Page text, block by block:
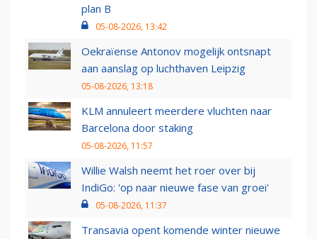
plan B
05-08-2026, 13:42
Oekraïense Antonov mogelijk ontsnapt
aan aanslag op luchthaven Leipzig
05-08-2026, 13:18
KLM annuleert meerdere vluchten naar
Barcelona door staking
05-08-2026, 11:57
Willie Walsh neemt het roer over bij
IndiGo: 'op naar nieuwe fase van groei'
05-08-2026, 11:37
Transavia opent komende winter nieuwe